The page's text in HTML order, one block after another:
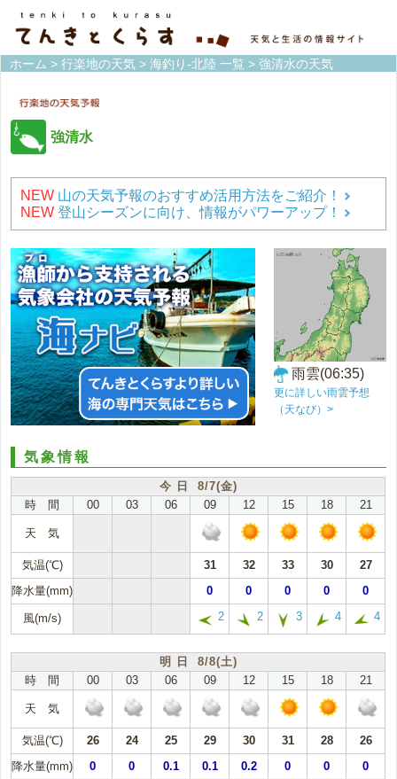
ホーム > 行楽地の天気 > 海釣り-北陸 一覧 > 強清水の天気
強清水
NEW 山の天気予報のおすすめ活用方法をご紹介！
NEW 登山シーズンに向け、情報がパワーアップ！
雨雲(06:35)
更に詳しい雨雲予想
（天なび）>
気象情報
今 日 8/7(金)
時 間
00 03 06 09 12 15 18 21
天 気
気温(℃) 31 32 33 30
27
降水量(mm)
0 0 0 0 0
風(m/s) 2 2 3 4 4
明 日 8/8(土)
時 間
00 03 06 09 12 15 18 21
天 気
気温(℃) 26 24 25 29 30 31 28
26
降水量(mm)
0 0 0.1 0.1 0.2 0 0 0